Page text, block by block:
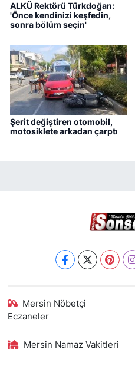
ALKÜ Rektörü Türkdoğan:
'Önce kendinizi keşfedin,
sonra bölüm seçin'
Şerit değiştiren otomobil,
motosiklete arkadan çarptı
Mersin Nöbetçi
Eczaneler
Mersin Namaz Vakitleri